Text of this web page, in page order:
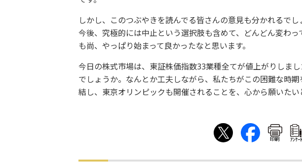
しかし、このつぶやきを読んでる皆さんの意見も分かれるでし
今後、究極的には中止という選択肢も含めて、どんどん変わ
も尚、やっぱり始まって良かったなと思います。
今日の株式市場は、東証株価指数33業種全てが値上がりしま
でしょうか。なんとか工夫しながら、私たちがこの困難な時
結し、東京オリンピックも開催されることを、心から願いたい
印刷 ｱﾝｹｰﾄ